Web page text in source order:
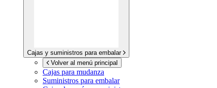
Cajas y suministros para embalar
Volver al menú principal
Cajas para mudanza
Suministros para embalar